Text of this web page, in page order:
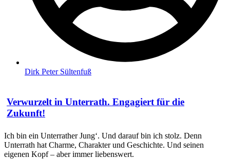
Dirk Peter Sültenfuß
Verwurzelt in Unterrath. Engagiert für die
Zukunft!
Ich bin ein Unterrather Jung‘. Und darauf bin ich stolz. Denn
Unterrath hat Charme, Charakter und Geschichte. Und seinen
eigenen Kopf – aber immer liebenswert.